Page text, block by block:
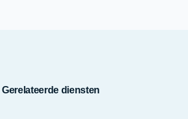
Gerelateerde diensten